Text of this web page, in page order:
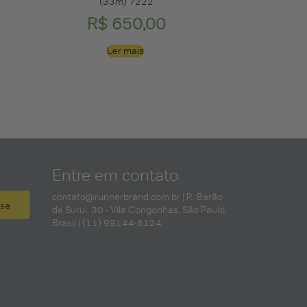
R$ 650,00
Ler mais
Entre em contato
contato@runnerbrand.com.br | R. Barão
de Surui, 30 - Vila Congonhas, São Paulo,
Brasil | (11) 99144-6124